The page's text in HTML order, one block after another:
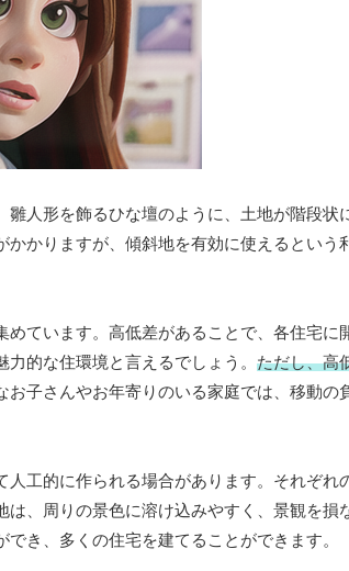
雛人形を飾るひな壇のように、土地が階段状
かりますが、傾斜地を有効に使えるという
ています。高低差があることで、各住宅に
的な住環境と言えるでしょう。 ただし、高
お子さんやお年寄りのいる家庭では、移動の
工的に作られる場合があります。それぞれ
、周りの景色に溶け込みやすく、景観を損
き、多くの住宅を建てることができます。